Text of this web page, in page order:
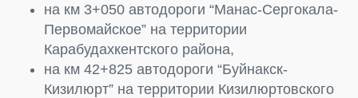
на км 3+050 автодороги “Манас-Сергокала-
Первомайское” на территории
Карабудахкентского района,
на км 42+825 автодороги “Буйнакск-
Кизилюрт” на территории Кизилюртовского